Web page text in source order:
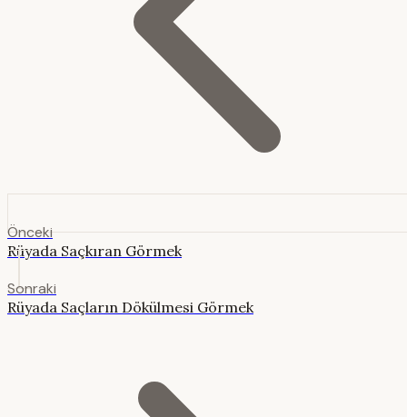
Önceki
Rüyada Saçkıran Görmek
Sonraki
Rüyada Saçların Dökülmesi Görmek